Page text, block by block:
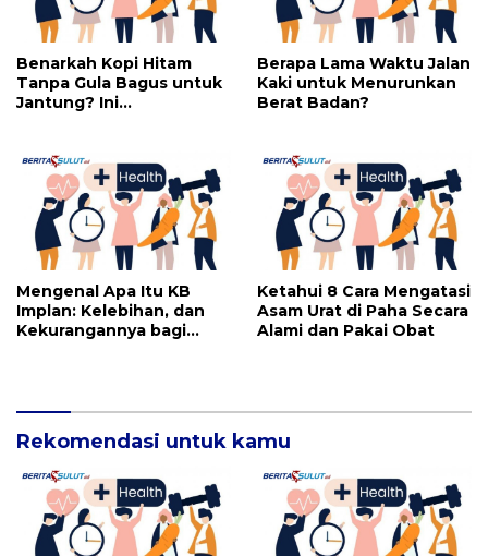
Benarkah Kopi Hitam
Tanpa Gula Bagus untuk
Jantung? Ini
Berapa Lama Waktu Jalan
Kaki untuk Menurunkan
Berat Badan?
Mengenal Apa Itu KB
Implan: Kelebihan, dan
Kekurangannya bagi
Ketahui 8 Cara Mengatasi
Asam Urat di Paha Secara
Alami dan Pakai Obat
Rekomendasi untuk kamu